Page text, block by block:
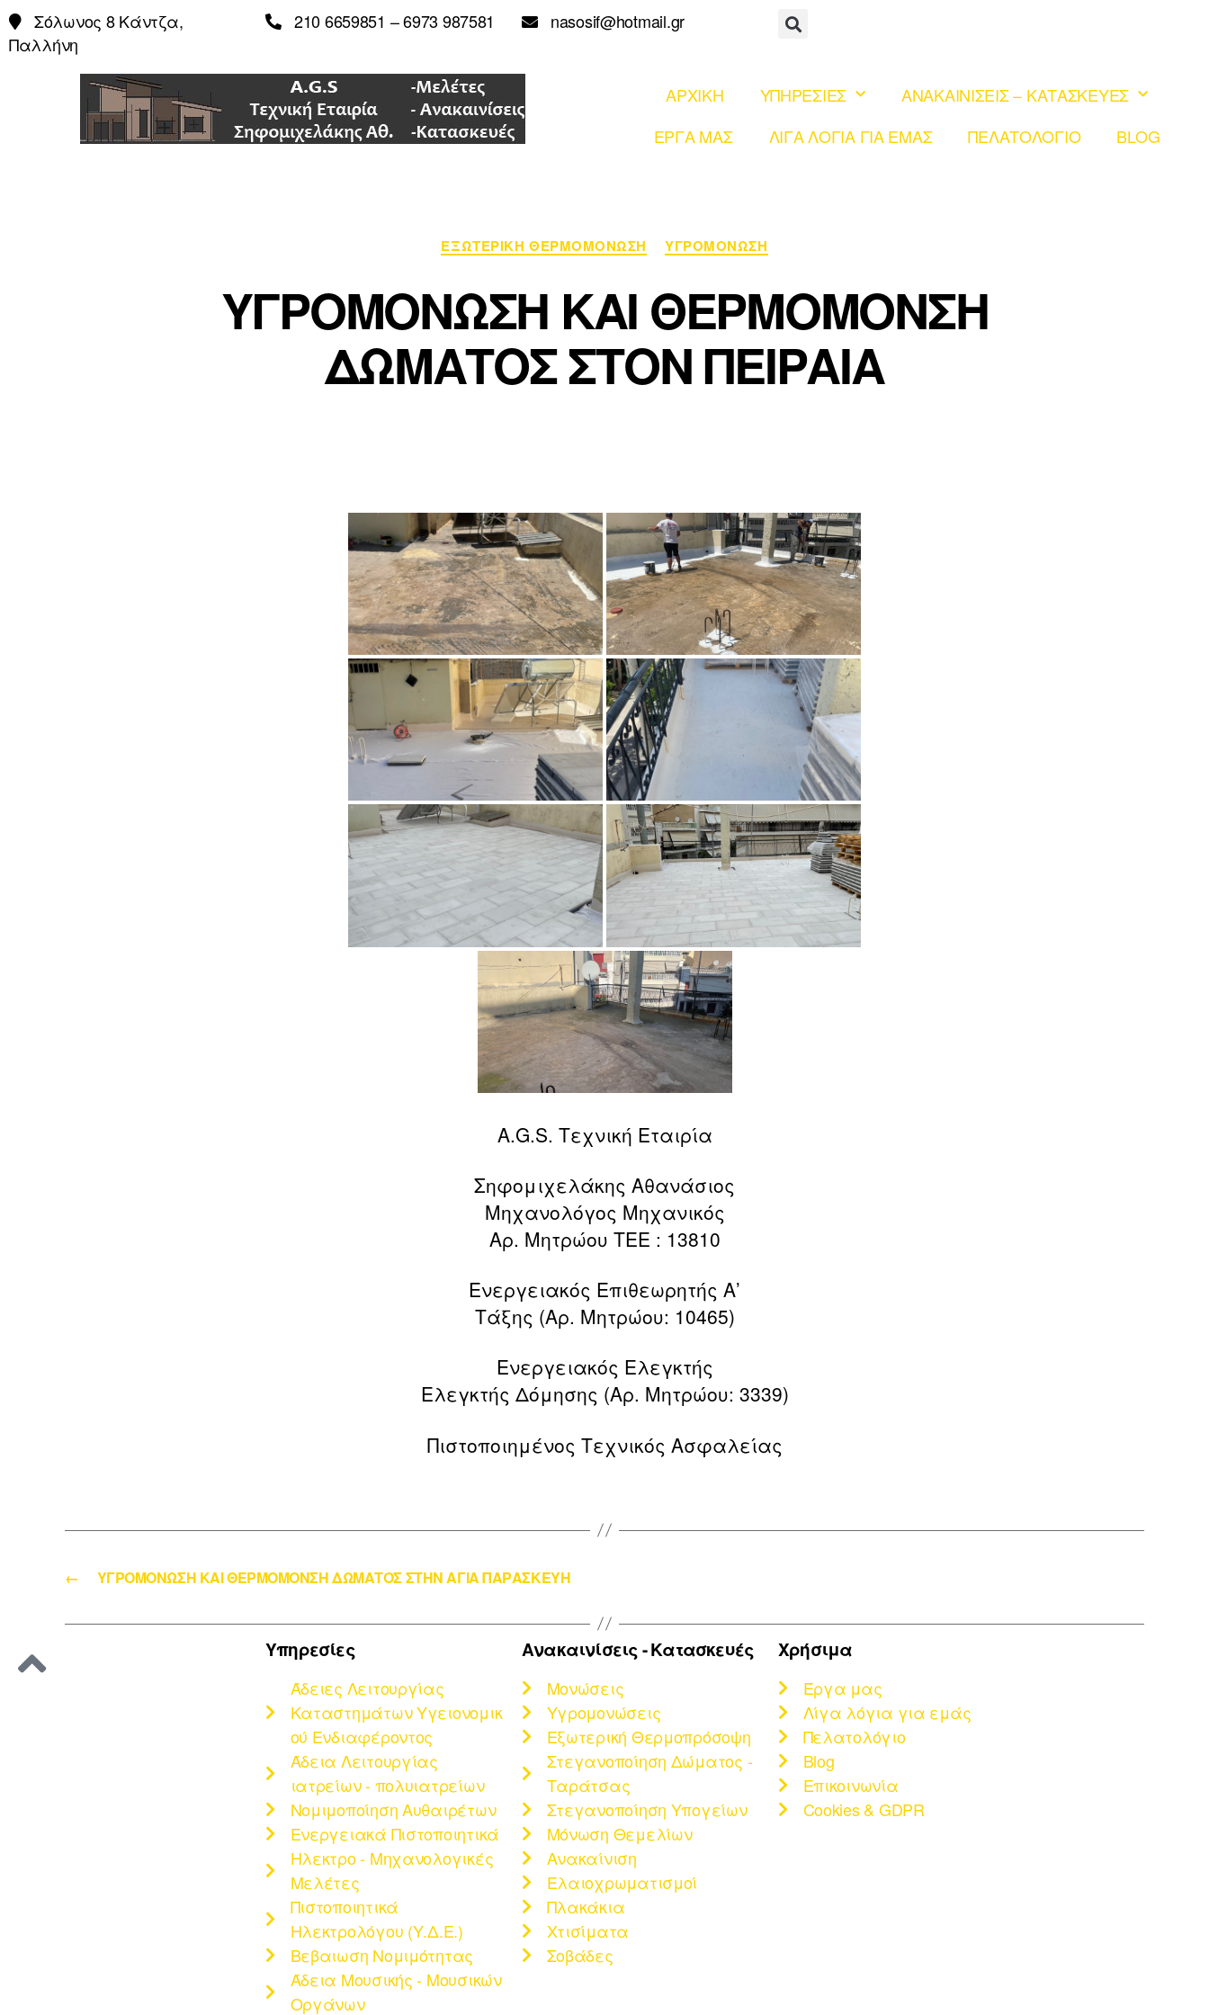
Σόλωνος 8 Κάντζα,
Παλλήνη
210 6659851 – 6973 987581 nasosif@hotmail.gr
ΑΡΧΙΚΗ ΥΠΗΡΕΣΙΕΣ
ΑΝΑΚΑΙΝΙΣΕΙΣ – ΚΑΤΑΣΚΕΥΕΣ
ΕΡΓΑ ΜΑΣ
ΛΙΓΑ ΛΟΓΙΑ ΓΙΑ ΕΜΑΣ ΠΕΛΑΤΟΛΟΓΙΟ BLOG
ΕΞΩΤΕΡΙΚΗ ΘΕΡΜΟΜΟΝΩΣΗ ΥΓΡΟΜΟΝΩΣΗ
ΥΓΡΟΜΟΝΩΣΗ ΚΑΙ ΘΕΡΜΟΜΟΝΣΗ
ΔΩΜΑΤΟΣ ΣΤΟΝ ΠΕΙΡΑΙΑ
A.G.S. Τεχνική Εταιρία
Σηφομιχελάκης Αθανάσιος
Μηχανολόγος Μηχανικός
Αρ. Μητρώου ΤΕΕ : 13810
Ενεργειακός Επιθεωρητής Α’
Τάξης (Αρ. Μητρώου: 10465)
Ενεργειακός Ελεγκτής
Ελεγκτής Δόμησης (Αρ. Μητρώου: 3339)
Πιστοποιημένος Τεχνικός Ασφαλείας
← ΥΓΡΟΜΟΝΩΣΗ ΚΑΙ ΘΕΡΜΟΜΟΝΣΗ ΔΩΜΑΤΟΣ ΣΤΗΝ ΑΓΙΑ ΠΑΡΑΣΚΕΥΗ
Υπηρεσίες
Άδειες Λειτουργίας
Καταστημάτων Υγειονομικ
ού Ενδιαφέροντος
Άδεια Λειτουργίας
ιατρείων - πολυιατρείων
Νομιμοποίηση Αυθαιρέτων
Ενεργειακά Πιστοποιητικά
Ηλεκτρο - Μηχανολογικές
Μελέτες
Πιστοποιητικά
Ηλεκτρολόγου (Υ.Δ.Ε.)
Βεβαιωση Νομιμότητας
Άδεια Μουσικής - Μουσικών
Οργάνων
Ανακαινίσεις - Κατασκευές
Μονώσεις
Υγρομονώσεις
Εξωτερική Θερμοπρόσοψη
Στεγανοποίηση Δώματος -
Ταράτσας
Στεγανοποίηση Υπογείων
Μόνωση Θεμελίων
Ανακαίνιση
Ελαιοχρωματισμοί
Πλακάκια
Χτισίματα
Σοβάδες
Χρήσιμα
Έργα μας
Λίγα λόγια για εμάς
Πελατολόγιο
Blog
Επικοινωνία
Cookies & GDPR